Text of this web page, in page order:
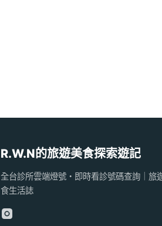
R.W.N的旅遊美食探索遊記
全台診所雲端燈號・即時看診號碼查詢｜旅
食生活誌